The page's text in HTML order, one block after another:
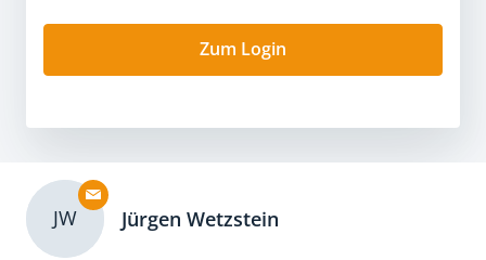
Zum Login
JW Jürgen Wetzstein